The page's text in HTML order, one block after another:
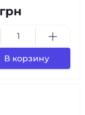
В корзину